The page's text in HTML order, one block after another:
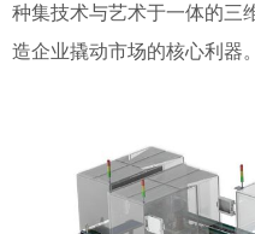
种集技术与艺术于一体的三
造企业撬动市场的核心利器。